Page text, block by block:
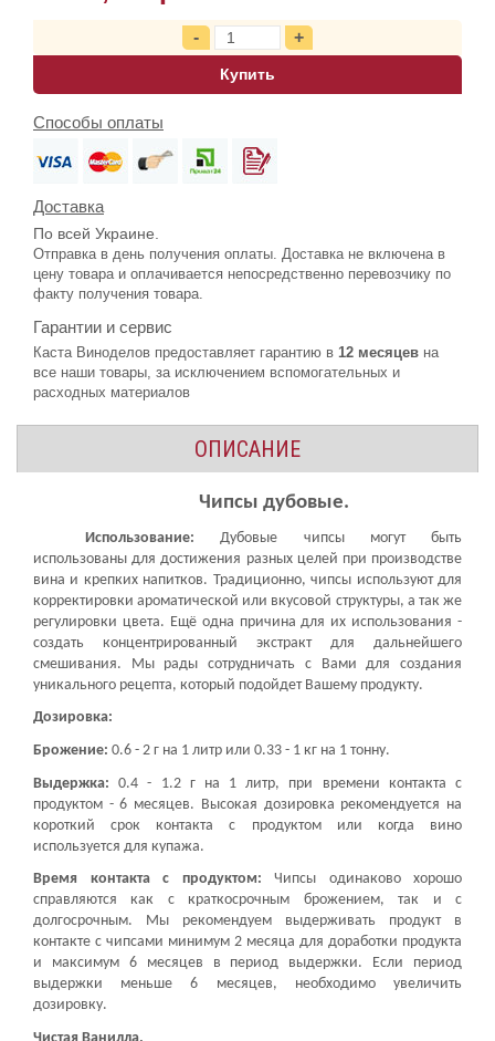
Способы оплаты
Доставка
По всей Украине.
Отправка в день получения оплаты. Доставка не включена в
цену товара и оплачивается непосредственно перевозчику по
Каста Виноделов предоставляет гарантию в12 месяцевна
ОПИСАНИЕ
Чипсы дубовые.
Использование:
Дубовые чипсы могут быть
использованы для достижения разных целей при производстве
вина
и крепких напитков
. Традиционно, чипсы используют для
корректировки ароматической или вкусовой структуры, а так же
создать концентрированный экстракт для дальнейшего
смешивания. Мы рады сотрудничать с Вами для создания
уникального рецепта, который подойдет Вашему продукту.
Дозировка:
Выдержка:0.4 - 1.2 г на 1 литр, при времени контакта с
продуктом - 6 месяцев. Высокая дозировка рекомендуется на
короткий срок контакта с продуктом или когда вино
используется для купажа.
Время контакта с продуктом:
Чипсы одинаково хорошо
справляются как с краткосрочным брожением, так и с